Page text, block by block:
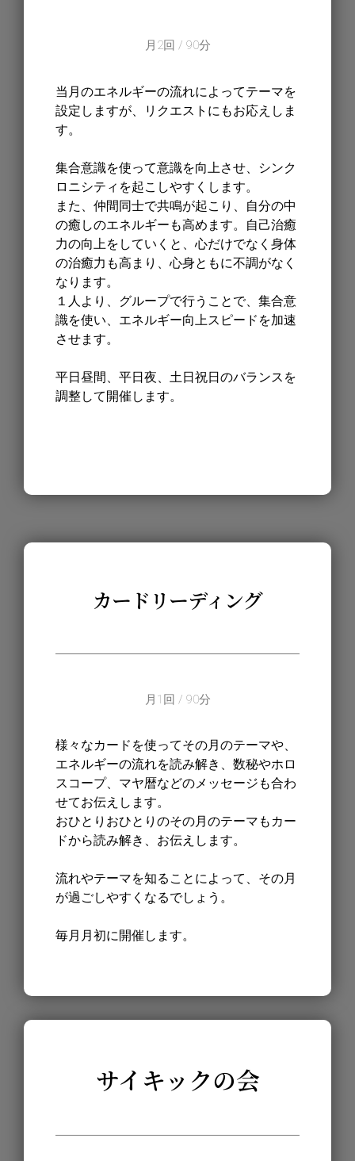
月2回 / 90分
当月のエネルギーの流れによってテーマを
設定しますが、リクエストにもお応えしま
す。
集合意識を使って意識を向上させ、シンク
ロニシティを起こしやすくします。
また、仲間同士で共鳴が起こり、自分の中
の癒しのエネルギーも高めます。自己治癒
力の向上をしていくと、心だけでなく身体
の治癒力も高まり、心身ともに不調がなく
なります。
１人より、グループで行うことで、集合意
識を使い、エネルギー向上スピードを加速
させます。
平日昼間、平日夜、土日祝日のバランスを
調整して開催します。
カードリーディング
月1回 / 90分
様々なカードを使ってその月のテーマや、
エネルギーの流れを読み解き、数秘やホロ
スコープ、マヤ暦などのメッセージも合わ
せてお伝えします。
おひとりおひとりのその月のテーマもカー
ドから読み解き、お伝えします。
流れやテーマを知ることによって、その月
が過ごしやすくなるでしょう。
毎月月初に開催します。
サイキックの会